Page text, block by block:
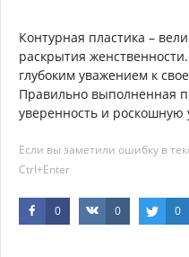
Контурная пластика –
раскрытия
глубоким уважением к
Правильно выполненная
уверенность и роскошную
Если вы заметили ошибку в
Ctrl+Enter
0 0 0